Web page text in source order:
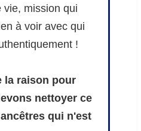
vie, mission qui
à voir avec qui
!
la raison pour
nettoyer ce
qui n'est